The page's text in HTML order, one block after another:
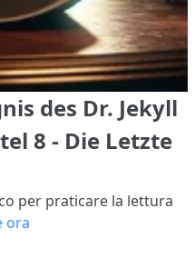
des Dr. Jekyll
8 - Die Letzte
per praticare la lettura
ora